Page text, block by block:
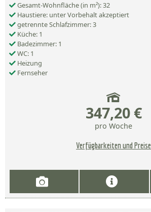
Gesamt-Wohnfläche (in m²): 32
Haustiere: unter Vorbehalt akzeptiert
getrennte Schlafzimmer: 3
Küche: 1
Badezimmer: 1
WC: 1
Heizung
Fernseher
347,20 €
pro Woche
Verfügbarkeiten und Preise